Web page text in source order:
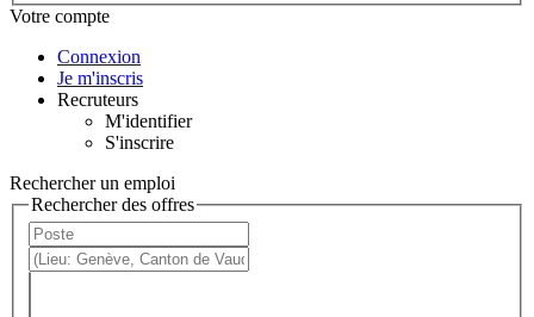
Votre compte
Connexion
Je m'inscris
Recruteurs
M'identifier
S'inscrire
Rechercher un emploi
Rechercher des offres